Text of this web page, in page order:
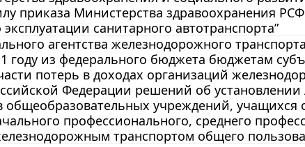
приказа Министерства здравоохранения
санитарного автотранспорта”
агентства железнодорожного
году из федерального бюджета бюджетам
потерь в доходах организаций
Федерации решений об
общеобразовательных учреждений,
профессионального, среднего
транспортом общего